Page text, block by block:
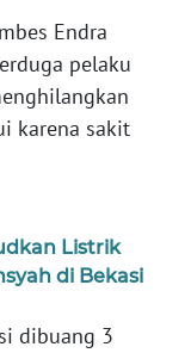
Endra
pelaku
karena sakit
Listrik
di Bekasi
dibuang 3